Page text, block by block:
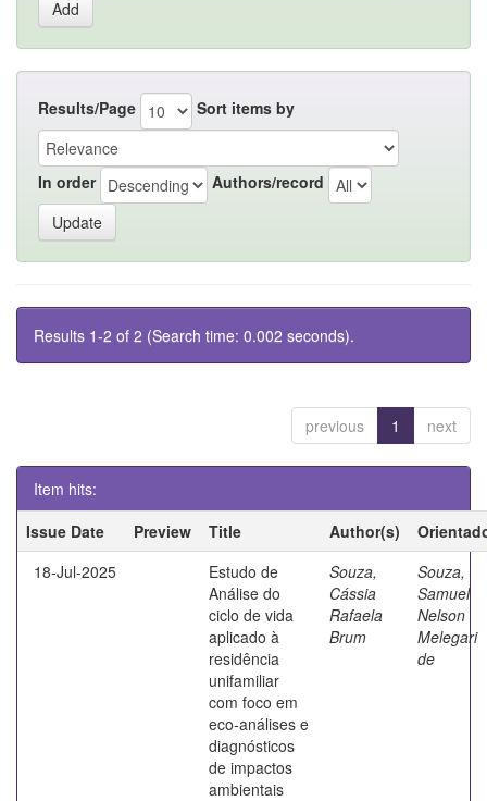
Results/Page Sort items by
In order Authors/record
Results 1-2 of 2 (Search time: 0.002 seconds).
previous 1 next
Item hits:
Issue Date
Preview Title Author(s)
18-Jul-2025
Estudo de
Análise do
ciclo de vida
aplicado à
residência
unifamiliar
com foco em
eco-análises e
diagnósticos
de impactos
ambientais
Souza,
Cássia
Rafaela
Brum
Souza,
Samuel
Nelson
Melegari
de